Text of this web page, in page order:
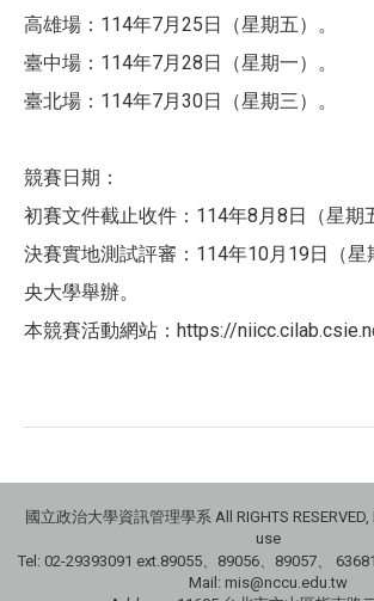
​高雄場：114年7月25日（星期五）。
​臺中場：114年7月28日（星期一）。
​臺北場：114年7月30日（星期三）。
​競賽日期：
初賽文件截止收件：114年8月8日（星期
決賽實地測試評審：114年10月19日（星
央大學舉辦。
本競賽活動網站：https://
國立政治大學資訊管理學系 All RIGHTS
use
Tel: 02-29393091 ext.89055、89056、89057、
63681
Mail: mis@nccu.edu.tw